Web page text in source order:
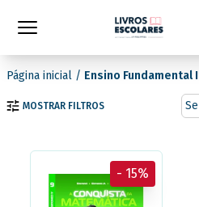
Página inicial / Ensino Fundamental
MOSTRAR FILTROS
- 15%